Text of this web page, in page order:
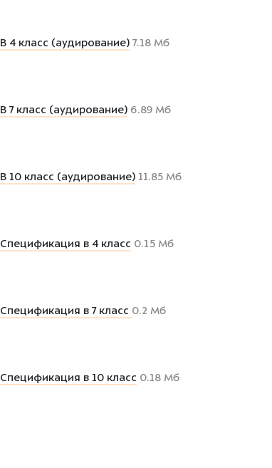
В 4 класс (аудирование)7.18 Мб
В 7 класс (аудирование)6.89 Мб
В 10 класс (аудирование)11.85 Мб
Спецификация в 4 класс 0.15 Мб
Спецификация в 7 класс 0.2 Мб
Спецификация в 10 класс 0.18 Мб